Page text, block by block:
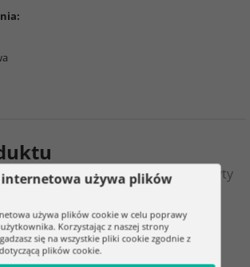
meblowych 10 sztuk – czarne uchwyty
5
klientów już kupiło
używa plików
używa plików cookie w celu poprawy
Korzystając z naszej strony
się na wszystkie pliki cookie zgodnie z
plików cookie.